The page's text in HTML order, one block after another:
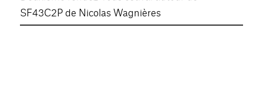
SF43C2P de Nicolas Wagnières